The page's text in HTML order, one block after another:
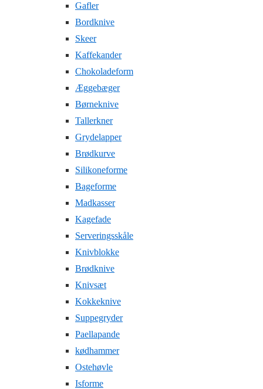
Gafler
Bordknive
Skeer
Kaffekander
Chokoladeform
Æggebæger
Børneknive
Tallerkner
Grydelapper
Brødkurve
Silikoneforme
Bageforme
Madkasser
Kagefade
Serveringsskåle
Knivblokke
Brødknive
Knivsæt
Kokkeknive
Suppegryder
Paellapande
kødhammer
Ostehøvle
Isforme